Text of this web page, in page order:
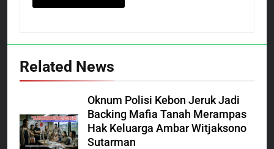
Related News
Oknum Polisi Kebon Jeruk Jadi
Backing Mafia Tanah Merampas
Hak Keluarga Ambar Witjaksono
Sutarman